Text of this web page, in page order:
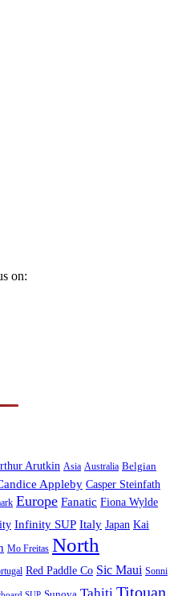
on:
Arutkin Asia Australia Belgian
Appleby Casper Steinfath
Europe Fanatic Fiona Wylde
Infinity SUP Italy Japan Kai
Mo Freitas North
Red Paddle Co Sic Maui Sonni
Titouan